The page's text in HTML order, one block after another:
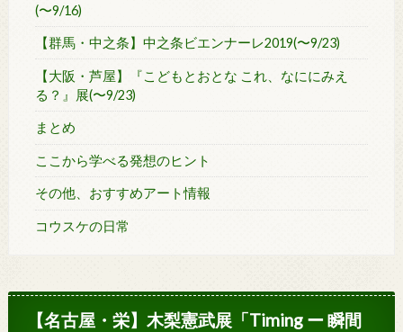
(〜9/16)
【群馬・中之条】中之条ビエンナーレ2019(〜9/23)
【大阪・芦屋】『こどもとおとな これ、なににみえ
る？』展(〜9/23)
まとめ
ここから学べる発想のヒント
その他、おすすめアート情報
コウスケの日常
【名古屋・栄】木梨憲武展「Timing ー 瞬間